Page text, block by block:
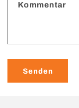
Kommentar
Senden